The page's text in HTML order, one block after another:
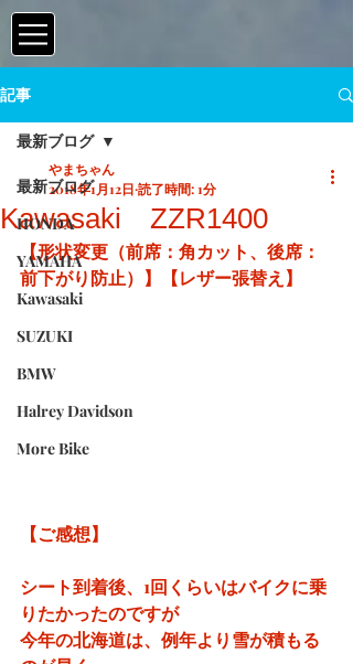
記事
最新ブログ
HONDA
YAMAHA
Kawasaki
SUZUKI
BMW
Halrey Davidson
More Bike
最新ブログ
Kawasaki ZZR1400
やまちゃん
2018年1月12日 読了時間: 1分
【形状変更（前席：角カット、後席：
前下がり防止）】【レザー張替え】
【ご感想】
シート到着後、1回くらいはバイクに乗
りたかったのですが
今年の北海道は、例年より雪が積もる